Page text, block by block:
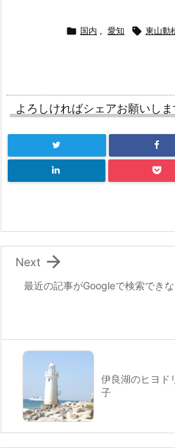
 国内 , 愛知  東山動
よろしければシェアお願いしま
最近の記事がGoogleで検索でき

Next
伊良湖のヒヨド
子